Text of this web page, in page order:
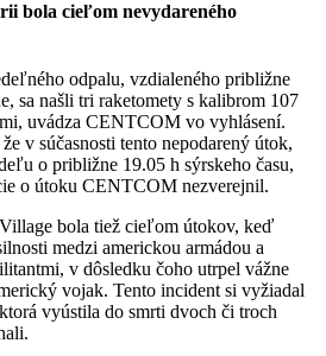
bola cieľom nevydareného
odpalu, vzdialeného približne
sa našli tri raketomety s kalibrom 107
uvádza CENTCOM vo vyhlásení.
v súčasnosti tento nepodarený útok,
o približne 19.05 h sýrskeho času,
o útoku CENTCOM nezverejnil.
bola tiež cieľom útokov, keď
medzi americkou armádou a
v dôsledku čoho utrpel vážne
vojak. Tento incident si vyžiadal
vyústila do smrti dvoch či troch